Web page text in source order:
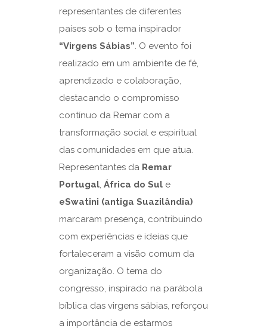
representantes de diferentes
países sob o tema inspirador
“Virgens Sábias”. O evento foi
realizado em um ambiente de fé,
aprendizado e colaboração,
destacando o compromisso
contínuo da Remar com a
transformação social e espiritual
das comunidades em que atua.
Representantes da Remar
Portugal, África do Sul e
eSwatini (antiga Suazilândia)
marcaram presença, contribuindo
com experiências e ideias que
fortaleceram a visão comum da
organização. O tema do
congresso, inspirado na parábola
bíblica das virgens sábias, reforçou
a importância de estarmos